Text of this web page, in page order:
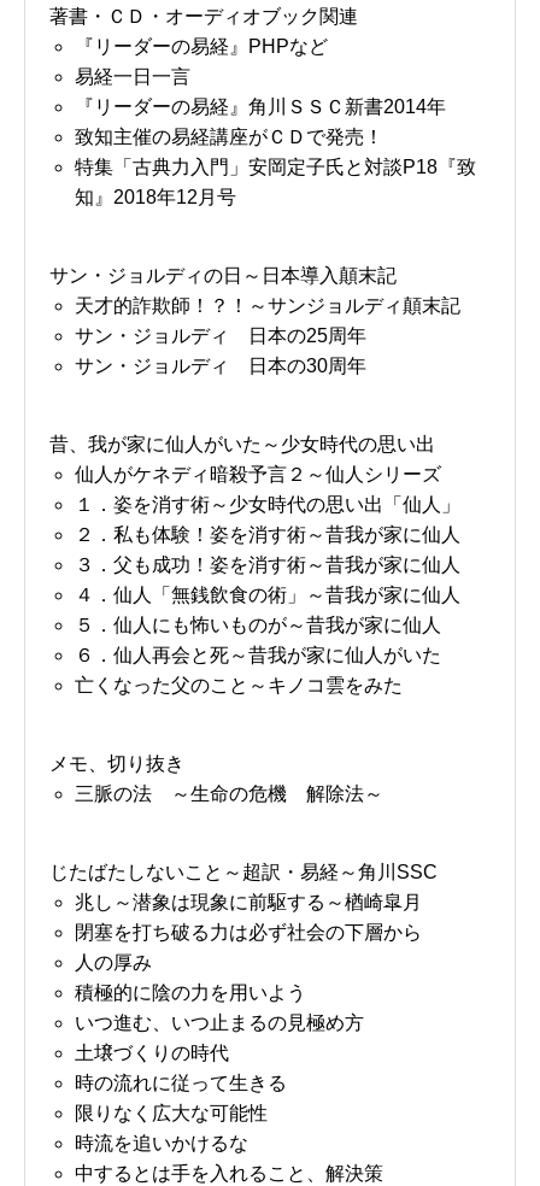
著書・ＣＤ・オーディオブック関連
『リーダーの易経』PHPなど
易経一日一言
『リーダーの易経』角川ＳＳＣ新書2014年
致知主催の易経講座がＣＤで発売！
特集「古典力入門」安岡定子氏と対談P18『致
知』2018年12月号
サン・ジョルディの日～日本導入顛末記
天才的詐欺師！？！～サンジョルディ顛末記
サン・ジョルディ 日本の25周年
サン・ジョルディ 日本の30周年
昔、我が家に仙人がいた～少女時代の思い出
仙人がケネディ暗殺予言２～仙人シリーズ
１．姿を消す術～少女時代の思い出「仙人」
２．私も体験！姿を消す術～昔我が家に仙人
３．父も成功！姿を消す術～昔我が家に仙人
４．仙人「無銭飲食の術」～昔我が家に仙人
５．仙人にも怖いものが～昔我が家に仙人
６．仙人再会と死～昔我が家に仙人がいた
亡くなった父のこと～キノコ雲をみた
メモ、切り抜き
三脈の法 ～生命の危機 解除法～
じたばたしないこと～超訳・易経～角川SSC
兆し～潜象は現象に前駆する～楢崎皐月
閉塞を打ち破る力は必ず社会の下層から
人の厚み
積極的に陰の力を用いよう
いつ進む、いつ止まるの見極め方
土壌づくりの時代
時の流れに従って生きる
限りなく広大な可能性
時流を追いかけるな
中するとは手を入れること、解決策